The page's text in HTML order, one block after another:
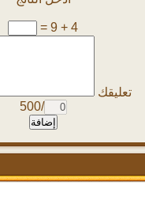
4 + 9 =
تعليقك
/500
إضافة